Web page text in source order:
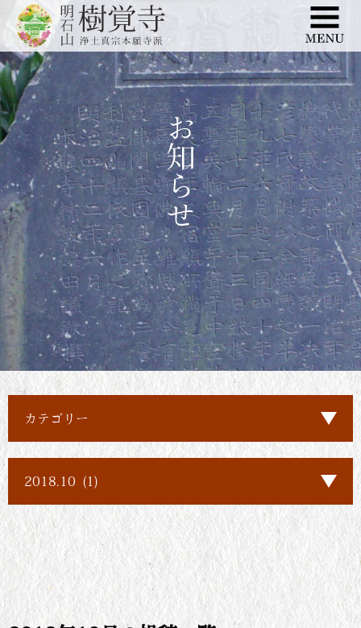
このページの本文へ移動